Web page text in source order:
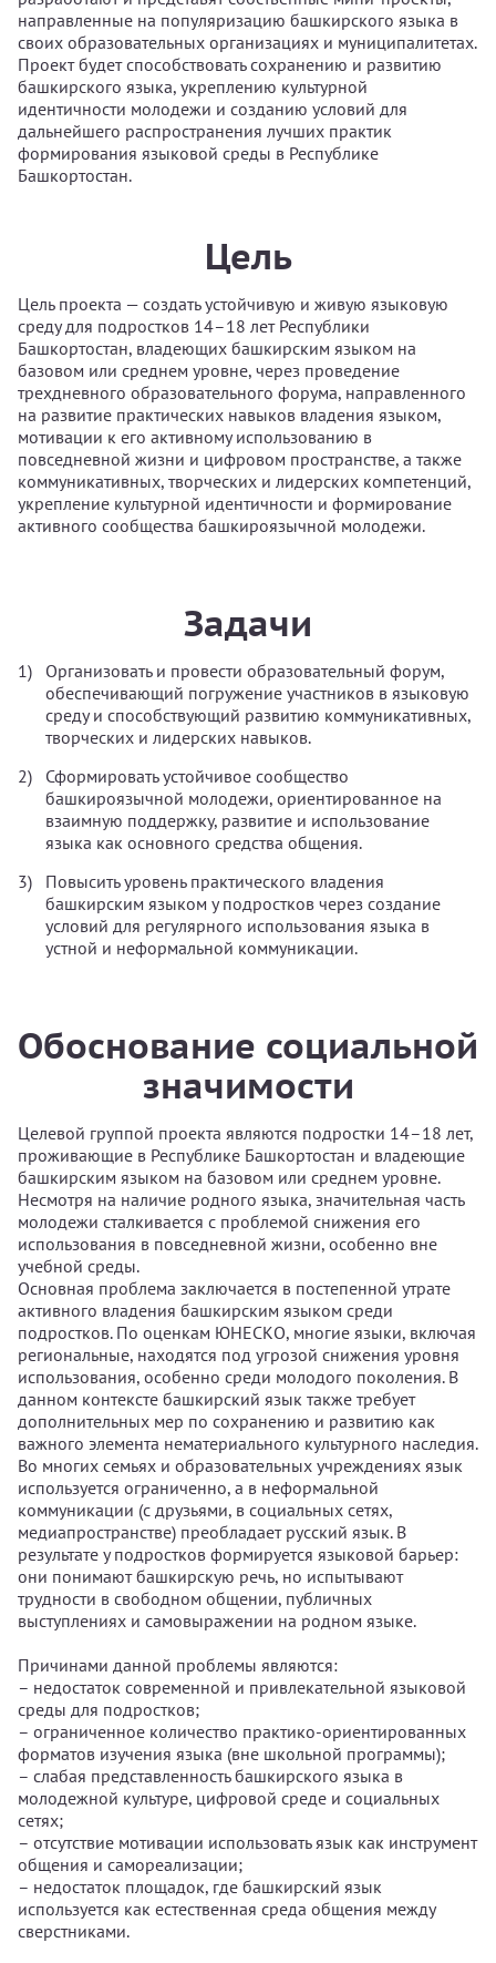
направленные на популяризацию башкирского языка в
своих образовательных организациях и муниципалитетах.
Проект будет способствовать сохранению и развитию
башкирского языка, укреплению культурной
идентичности молодежи и созданию условий для
дальнейшего распространения лучших практик
формирования языковой среды в Республике
Башкортостан.
Цель
Цель проекта — создать устойчивую и живую языковую
среду для подростков 14–18 лет Республики
Башкортостан, владеющих башкирским языком на
базовом или среднем уровне, через проведение
трехдневного образовательного форума, направленного
на развитие практических навыков владения языком,
мотивации к его активному использованию в
повседневной жизни и цифровом пространстве, а также
коммуникативных, творческих и лидерских компетенций,
укрепление культурной идентичности и формирование
активного сообщества башкироязычной молодежи.
Задачи
Организовать и провести образовательный форум,
обеспечивающий погружение участников в языковую
среду и способствующий развитию коммуникативных,
творческих и лидерских навыков.
Сформировать устойчивое сообщество
башкироязычной молодежи, ориентированное на
взаимную поддержку, развитие и использование
языка как основного средства общения.
Повысить уровень практического владения
башкирским языком у подростков через создание
условий для регулярного использования языка в
устной и неформальной коммуникации.
Обоснование социальной
значимости
Целевой группой проекта являются подростки 14–18 лет,
проживающие в Республике Башкортостан и владеющие
башкирским языком на базовом или среднем уровне.
Несмотря на наличие родного языка, значительная часть
молодежи сталкивается с проблемой снижения его
использования в повседневной жизни, особенно вне
учебной среды.
Основная проблема заключается в постепенной утрате
активного владения башкирским языком среди
подростков. По оценкам ЮНЕСКО, многие языки, включая
региональные, находятся под угрозой снижения уровня
использования, особенно среди молодого поколения. В
данном контексте башкирский язык также требует
дополнительных мер по сохранению и развитию как
важного элемента нематериального культурного наследия.
Во многих семьях и образовательных учреждениях язык
используется ограниченно, а в неформальной
коммуникации (с друзьями, в социальных сетях,
медиапространстве) преобладает русский язык. В
результате у подростков формируется языковой барьер:
они понимают башкирскую речь, но испытывают
трудности в свободном общении, публичных
выступлениях и самовыражении на родном языке.
Причинами данной проблемы являются:
– недостаток современной и привлекательной языковой
среды для подростков;
– ограниченное количество практико-ориентированных
форматов изучения языка (вне школьной программы);
– слабая представленность башкирского языка в
молодежной культуре, цифровой среде и социальных
сетях;
– отсутствие мотивации использовать язык как инструмент
общения и самореализации;
– недостаток площадок, где башкирский язык
используется как естественная среда общения между
сверстниками.